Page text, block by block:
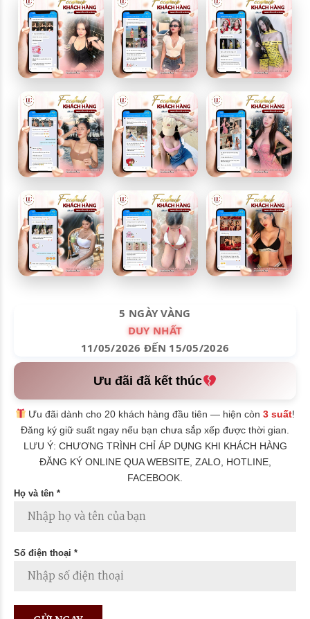
5 NGÀY VÀNG
DUY NHẤT
11/05/2026 ĐẾN 15/05/2026
Ưu đãi đã kết thúc
Ưu đãi dành cho 20 khách hàng đầu tiên — hiện còn3 suất!
Đăng ký giữ suất ngay nếu bạn chưa sắp xếp được thời gian.
LƯU Ý: CHƯƠNG TRÌNH CHỈ ÁP DỤNG KHI KHÁCH HÀNG
ĐĂNG KÝ ONLINE QUA WEBSITE, ZALO, HOTLINE,
FACEBOOK.
Họ và tên *
Số điện thoại *